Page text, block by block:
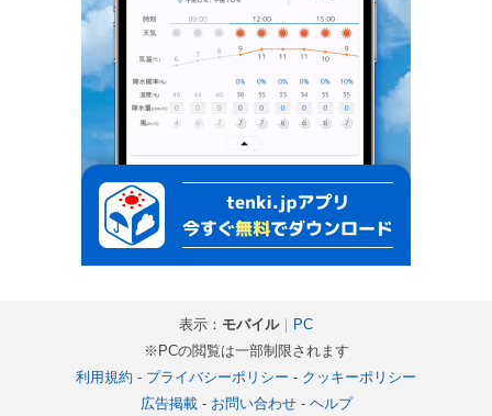
表示： モバイル｜ PC
※PCの閲覧は一部制限されます
利用規約 - プライバシーポリシー - クッキーポリシー
広告掲載- お問い合わせ- ヘルプ